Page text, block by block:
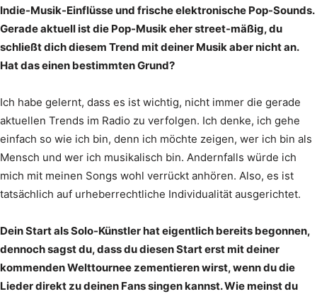
Indie-Musik-Einflüsse und frische elektronische Pop-Sounds.
Gerade aktuell ist die Pop-Musik eher street-mäßig, du
schließt dich diesem Trend mit deiner Musik aber nicht an.
Hat das einen bestimmten Grund?
Ich habe gelernt, dass es ist wichtig, nicht immer die gerade
aktuellen Trends im Radio zu verfolgen. Ich denke, ich gehe
einfach so wie ich bin, denn ich möchte zeigen, wer ich bin als
Mensch und wer ich musikalisch bin. Andernfalls würde ich
mich mit meinen Songs wohl verrückt anhören. Also, es ist
tatsächlich auf urheberrechtliche Individualität ausgerichtet.
Dein Start als Solo-Künstler hat eigentlich bereits begonnen,
dennoch sagst du, dass du diesen Start erst mit deiner
kommenden Welttournee zementieren wirst, wenn du die
Lieder direkt zu deinen Fans singen kannst. Wie meinst du